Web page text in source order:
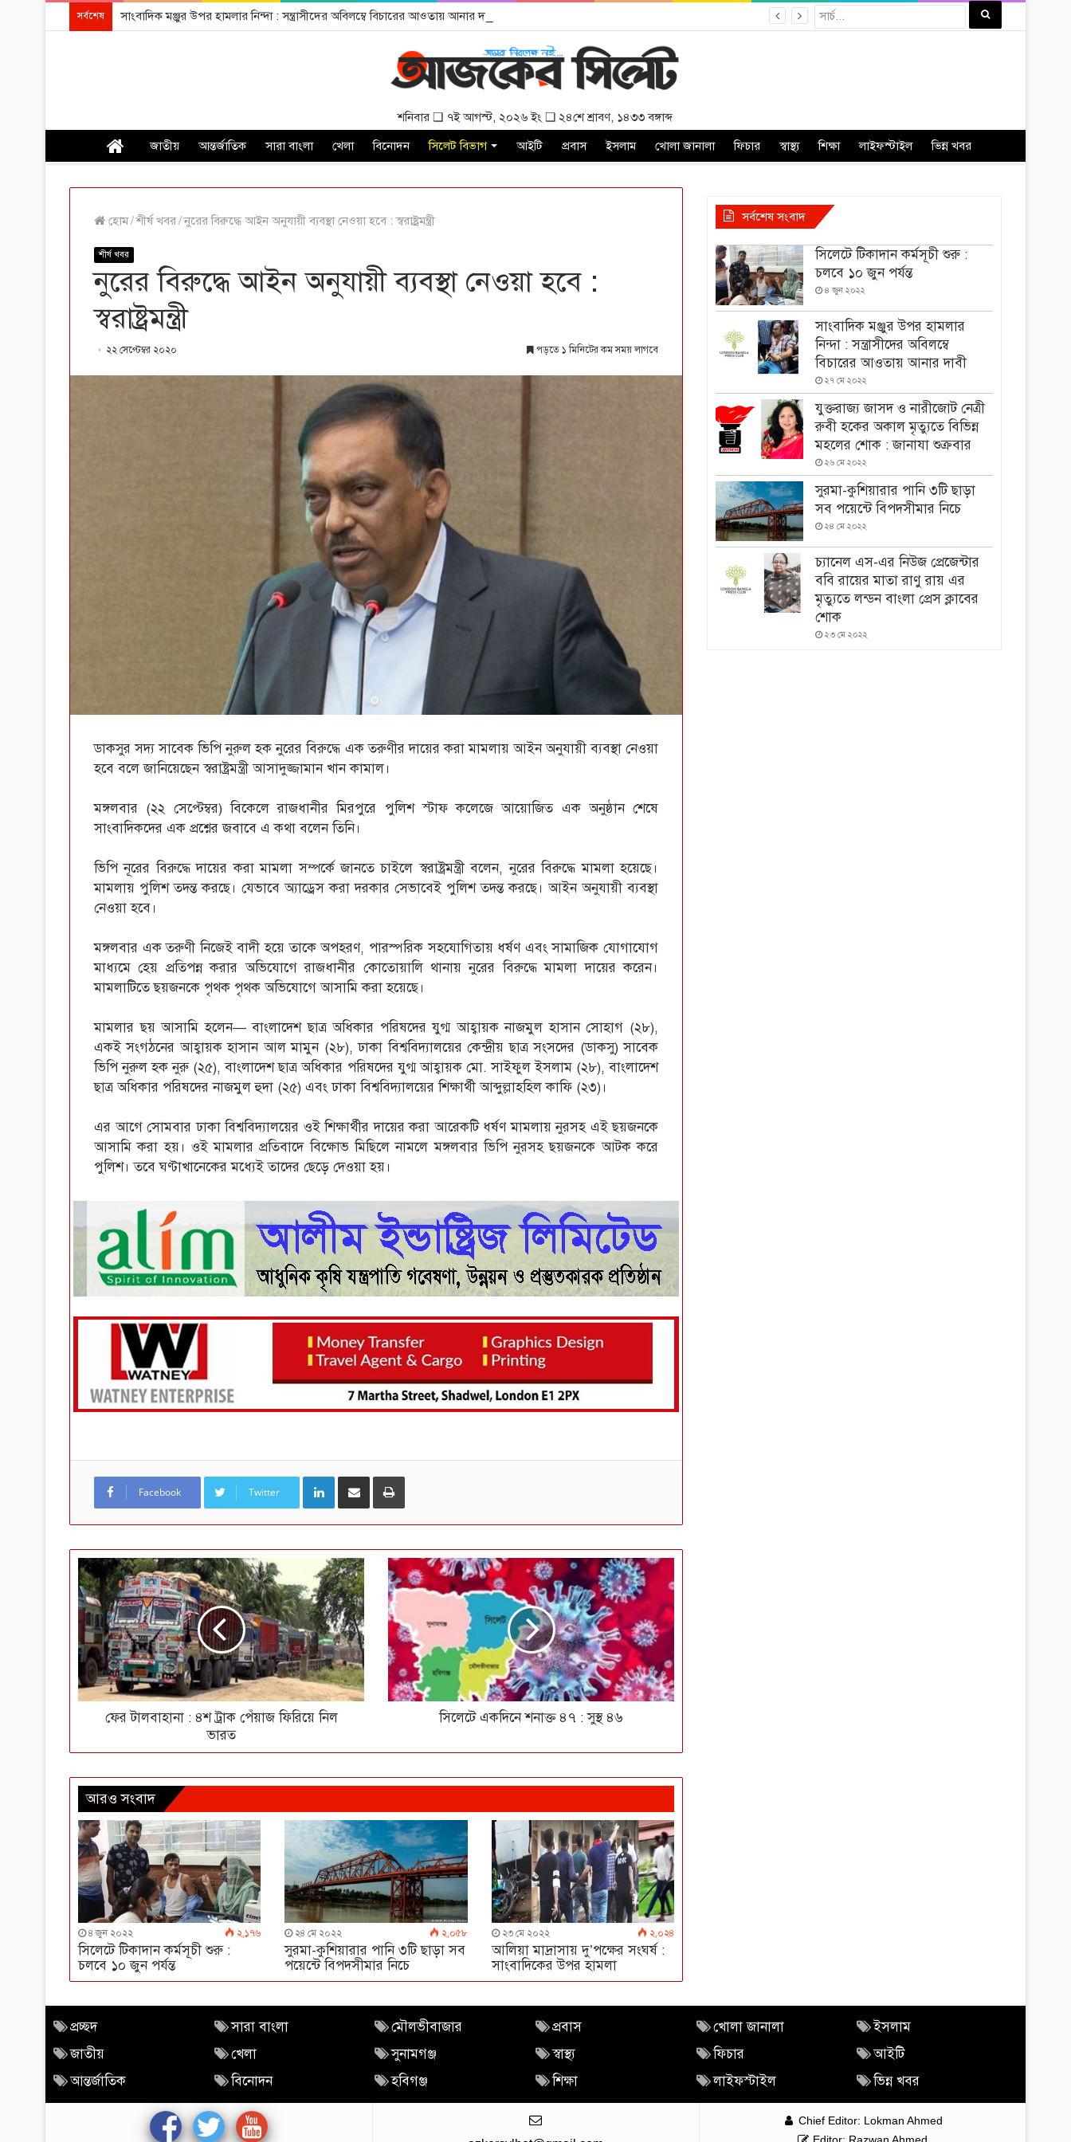
সর্বশেষ সাংবাদিক মঞ্জুর উপর হামলার নিন্দা : সন্ত্রাসীদের অবিলম্বে বিচারের আওতায় আনার দাবী
শনিবার ❑ ৭ই আগস্ট, ২০২৬ ইং ❑ ২৪শে শ্রাবণ, ১৪৩৩ বঙ্গাব্দ
জাতীয় আন্তর্জাতিক সারা বাংলা খেলা বিনোদন সিলেট বিভাগ আইটি প্রবাস ইসলাম খোলা জানালা ফিচার স্বাস্থ্য শিক্ষা লাইফস্টাইল ভিন্ন খবর
হোম/শীর্ষ খবর/নুরের বিরুদ্ধে আইন অনুযায়ী ব্যবস্থা নেওয়া হবে : স্বরাষ্ট্রমন্ত্রী
শীর্ষ খবর
নুরের বিরুদ্ধে আইন অনুযায়ী ব্যবস্থা নেওয়া হবে :
স্বরাষ্ট্রমন্ত্রী
২২ সেপ্টেম্বর ২০২০ পড়তে ১ মিনিটের কম সময় লাগবে
ডাকসুর সদ্য সাবেক ভিপি নুরুল হক নুরের বিরুদ্ধে এক তরুণীর দায়ের করা মামলায় আইন অনুযায়ী ব্যবস্থা নেওয়া
হবে বলে জানিয়েছেন স্বরাষ্ট্রমন্ত্রী আসাদুজ্জামান খান কামাল।
মঙ্গলবার (২২ সেপ্টেম্বর) বিকেলে রাজধানীর মিরপুরে পুলিশ স্টাফ কলেজে আয়োজিত এক অনুষ্ঠান শেষে
সাংবাদিকদের এক প্রশ্নের জবাবে এ কথা বলেন তিনি।
ভিপি নূরের বিরুদ্ধে দায়ের করা মামলা সম্পর্কে জানতে চাইলে স্বরাষ্ট্রমন্ত্রী বলেন, নুরের বিরুদ্ধে মামলা হয়েছে।
মামলায় পুলিশ তদন্ত করছে। যেভাবে অ্যাড্রেস করা দরকার সেভাবেই পুলিশ তদন্ত করছে। আইন অনুযায়ী ব্যবস্থা
নেওয়া হবে।
মঙ্গলবার এক তরুণী নিজেই বাদী হয়ে তাকে অপহরণ, পারস্পরিক সহযোগিতায় ধর্ষণ এবং সামাজিক যোগাযোগ
মাধ্যমে হেয় প্রতিপন্ন করার অভিযোগে রাজধানীর কোতোয়ালি থানায় নুরের বিরুদ্ধে মামলা দায়ের করেন।
মামলাটিতে ছয়জনকে পৃথক পৃথক অভিযোগে আসামি করা হয়েছে।
মামলার ছয় আসামি হলেন— বাংলাদেশ ছাত্র অধিকার পরিষদের যুগ্ম আহ্বায়ক নাজমুল হাসান সোহাগ (২৮),
একই সংগঠনের আহ্বায়ক হাসান আল মামুন (২৮), ঢাকা বিশ্ববিদ্যালয়ের কেন্দ্রীয় ছাত্র সংসদের (ডাকসু) সাবেক
ভিপি নুরুল হক নুরু (২৫), বাংলাদেশ ছাত্র অধিকার পরিষদের যুগ্ম আহ্বায়ক মো. সাইফুল ইসলাম (২৮), বাংলাদেশ
ছাত্র অধিকার পরিষদের নাজমুল হুদা (২৫) এবং ঢাকা বিশ্ববিদ্যালয়ের শিক্ষার্থী আব্দুল্লাহহিল কাফি (২৩)।
এর আগে সোমবার ঢাকা বিশ্ববিদ্যালয়ের ওই শিক্ষার্থীর দায়ের করা আরেকটি ধর্ষণ মামলায় নুরসহ এই ছয়জনকে
আসামি করা হয়। ওই মামলার প্রতিবাদে বিক্ষোভ মিছিলে নামলে মঙ্গলবার ভিপি নুরসহ ছয়জনকে আটক করে
পুলিশ। তবে ঘণ্টাখানেকের মধ্যেই তাদের ছেড়ে দেওয়া হয়।
Facebook Twitter
LinkedIn ই-মেইলে শেয়ার করুন
ফের টালবাহানা : ৪শ ট্রাক পেঁয়াজ ফিরিয়ে নিল
ভারত
সিলেটে একদিনে শনাক্ত ৪৭ : সুস্থ ৪৬
আরও সংবাদ
৪ জুন ২০২২ ২,১৭৬
সিলেটে টিকাদান কর্মসূচী শুরু :
চলবে ১০ জুন পর্যন্ত
২৪ মে ২০২২ ২,০৫৮
সুরমা-কুশিয়ারার পানি ৩টি ছাড়া সব
পয়েন্টে বিপদসীমার নিচে
২৩ মে ২০২২ ২,০২৪
আলিয়া মাদ্রাসায় দু’পক্ষের সংঘর্ষ :
সাংবাদিকের উপর হামলা
সর্বশেষ সংবাদ
সিলেটে টিকাদান কর্মসূচী শুরু :
চলবে ১০ জুন পর্যন্ত
৪ জুন ২০২২
সাংবাদিক মঞ্জুর উপর হামলার
নিন্দা : সন্ত্রাসীদের অবিলম্বে
বিচারের আওতায় আনার দাবী
২৭ মে ২০২২
যুক্তরাজ্য জাসদ ও নারীজোট নেত্রী
রুবী হকের অকাল মৃত্যুতে বিভিন্ন
মহলের শোক : জানাযা শুক্রবার
২৬ মে ২০২২
সুরমা-কুশিয়ারার পানি ৩টি ছাড়া
সব পয়েন্টে বিপদসীমার নিচে
২৪ মে ২০২২
চ্যানেল এস-এর নিউজ প্রেজেন্টার
ববি রায়ের মাতা রাণু রায় এর
মৃত্যুতে লন্ডন বাংলা প্রেস ক্লাবের
শোক
২৩ মে ২০২২
প্রচ্ছদ
জাতীয়
আন্তর্জাতিক
সারা বাংলা
খেলা
বিনোদন
মৌলভীবাজার
সুনামগঞ্জ
হবিগঞ্জ
প্রবাস
স্বাস্থ্য
শিক্ষা
খোলা জানালা
ফিচার
লাইফস্টাইল
ইসলাম
আইটি
ভিন্ন খবর
Chief Editor: Lokman Ahmed